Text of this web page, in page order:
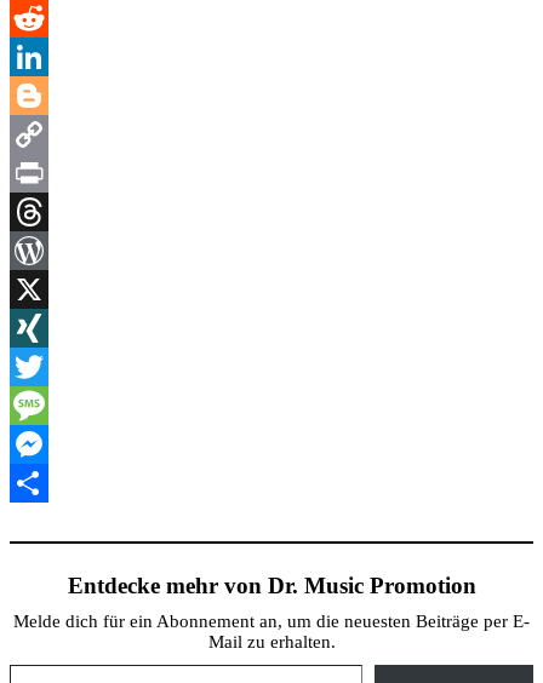
WhatsApp
Reddit
LinkedIn
Blogger
Copy
Link
Print
Threads
WordPress
X
XING
Twitter
Message
Messenger
Entdecke mehr von Dr. Music Promotion
Melde dich für ein Abonnement an, um die neuesten Beiträge per E-
Mail zu erhalten.
Gib deine E-Mail-Adresse ein ...